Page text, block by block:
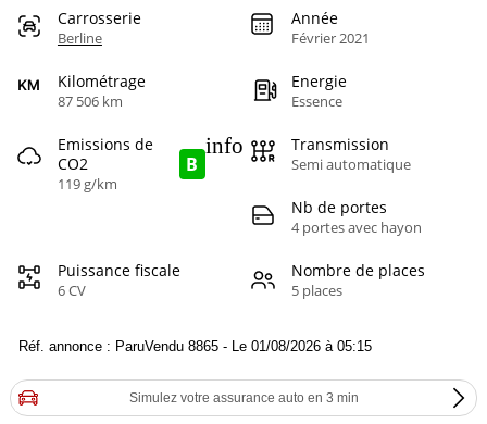
Carrosserie
Berline
Année
Février 2021
Kilométrage
87 506 km
Energie
Essence
Emissions de
CO2
119 g/km
B
info Transmission
Semi automatique
Nb de portes
4 portes avec hayon
Puissance fiscale
6 CV
Nombre de places
5 places
Réf. annonce : ParuVendu 8865 - Le 01/08/2026 à 05:15
Simulez votre assurance auto en 3 min